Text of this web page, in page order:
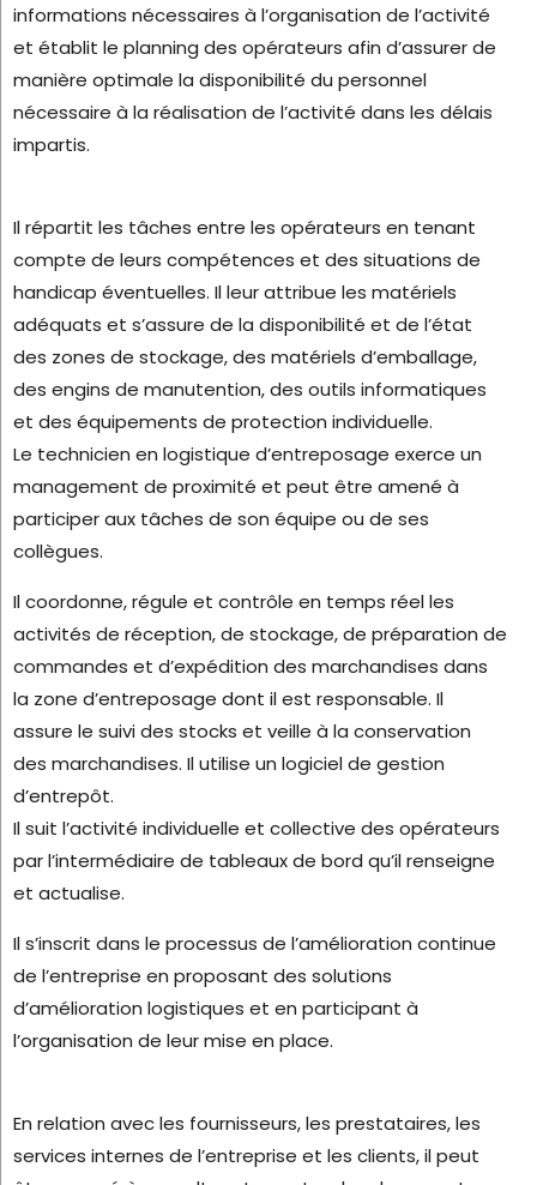
informations nécessaires à l’organisation de l’activité
et établit le planning des opérateurs afin d’assurer de
manière optimale la disponibilité du personnel
nécessaire à la réalisation de l’activité dans les délais
impartis.
Il répartit les tâches entre les opérateurs en tenant
compte de leurs compétences et des situations de
handicap éventuelles. Il leur attribue les matériels
adéquats et s’assure de la disponibilité et de l’état
des zones de stockage, des matériels d’emballage,
des engins de manutention, des outils informatiques
et des équipements de protection individuelle.
Le technicien en logistique d’entreposage exerce un
management de proximité et peut être amené à
participer aux tâches de son équipe ou de ses
collègues.
Il coordonne, régule et contrôle en temps réel les
activités de réception, de stockage, de préparation de
commandes et d’expédition des marchandises dans
la zone d’entreposage dont il est responsable. Il
assure le suivi des stocks et veille à la conservation
des marchandises. Il utilise un logiciel de gestion
d’entrepôt.
Il suit l’activité individuelle et collective des opérateurs
par l’intermédiaire de tableaux de bord qu’il renseigne
et actualise.
Il s’inscrit dans le processus de l’amélioration continue
de l’entreprise en proposant des solutions
d’amélioration logistiques et en participant à
l’organisation de leur mise en place.
En relation avec les fournisseurs, les prestataires, les
services internes de l’entreprise et les clients, il peut